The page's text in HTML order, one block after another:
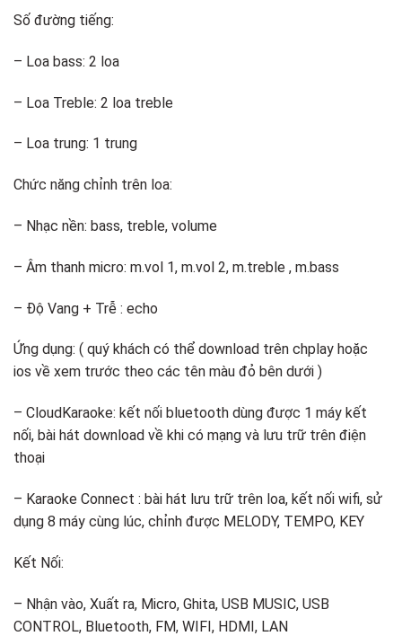
Số đường tiếng:
– Loa bass: 2 loa
– Loa Treble: 2 loa treble
– Loa trung: 1 trung
Chức năng chỉnh trên loa:
– Nhạc nền: bass, treble, volume
– Âm thanh micro: m.vol 1, m.vol 2, m.treble , m.bass
– Độ Vang + Trễ : echo
Ứng dụng: ( quý khách có thể download trên chplay hoặc
ios về xem trước theo các tên màu đỏ bên dưới )
– CloudKaraoke: kết nối bluetooth dùng được 1 máy kết
nối, bài hát download về khi có mạng và lưu trữ trên điện
thoại
– Karaoke Connect : bài hát lưu trữ trên loa, kết nối wifi, sử
dụng 8 máy cùng lúc, chỉnh được MELODY, TEMPO, KEY
Kết Nối:
– Nhận vào, Xuất ra, Micro, Ghita, USB MUSIC, USB
CONTROL, Bluetooth, FM, WIFI, HDMI, LAN